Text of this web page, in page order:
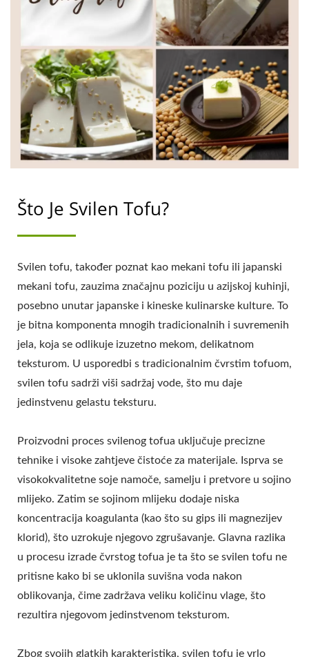
Što Je Svilen Tofu?
Svilen tofu, također poznat kao mekani tofu ili japanski
mekani tofu, zauzima značajnu poziciju u azijskoj kuhinji,
posebno unutar japanske i kineske kulinarske kulture. To
je bitna komponenta mnogih tradicionalnih i suvremenih
jela, koja se odlikuje izuzetno mekom, delikatnom
teksturom. U usporedbi s tradicionalnim čvrstim tofuom,
svilen tofu sadrži viši sadržaj vode, što mu daje
jedinstvenu gelastu teksturu.
Proizvodni proces svilenog tofua uključuje precizne
tehnike i visoke zahtjeve čistoće za materijale. Isprva se
visokokvalitetne soje namoče, samelju i pretvore u sojino
mlijeko. Zatim se sojinom mlijeku dodaje niska
koncentracija koagulanta (kao što su gips ili magnezijev
klorid), što uzrokuje njegovo zgrušavanje. Glavna razlika
u procesu izrade čvrstog tofua je ta što se svilen tofu ne
pritisne kako bi se uklonila suvišna voda nakon
oblikovanja, čime zadržava veliku količinu vlage, što
rezultira njegovom jedinstvenom teksturom.
Zbog svojih glatkih karakteristika, svilen tofu je vrlo